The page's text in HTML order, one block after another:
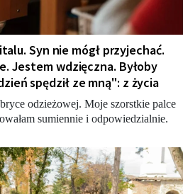
Syn nie mógł przyjechać.
Jestem wdzięczna. Byłoby
spędził ze mną": z życia
odzieżowej. Moje szorstkie palce
sumiennie i odpowiedzialnie.